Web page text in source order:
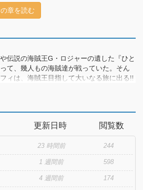
章を読む
伝説の海賊王G・ロジャーの遺した『ひと
て、幾人もの海賊達が戦っていた。そん
ィは、海賊王目指して大いなる旅に出る!!
更新日時 閲覧数
23 時間前 244
1 週間前 598
4 週間前 174